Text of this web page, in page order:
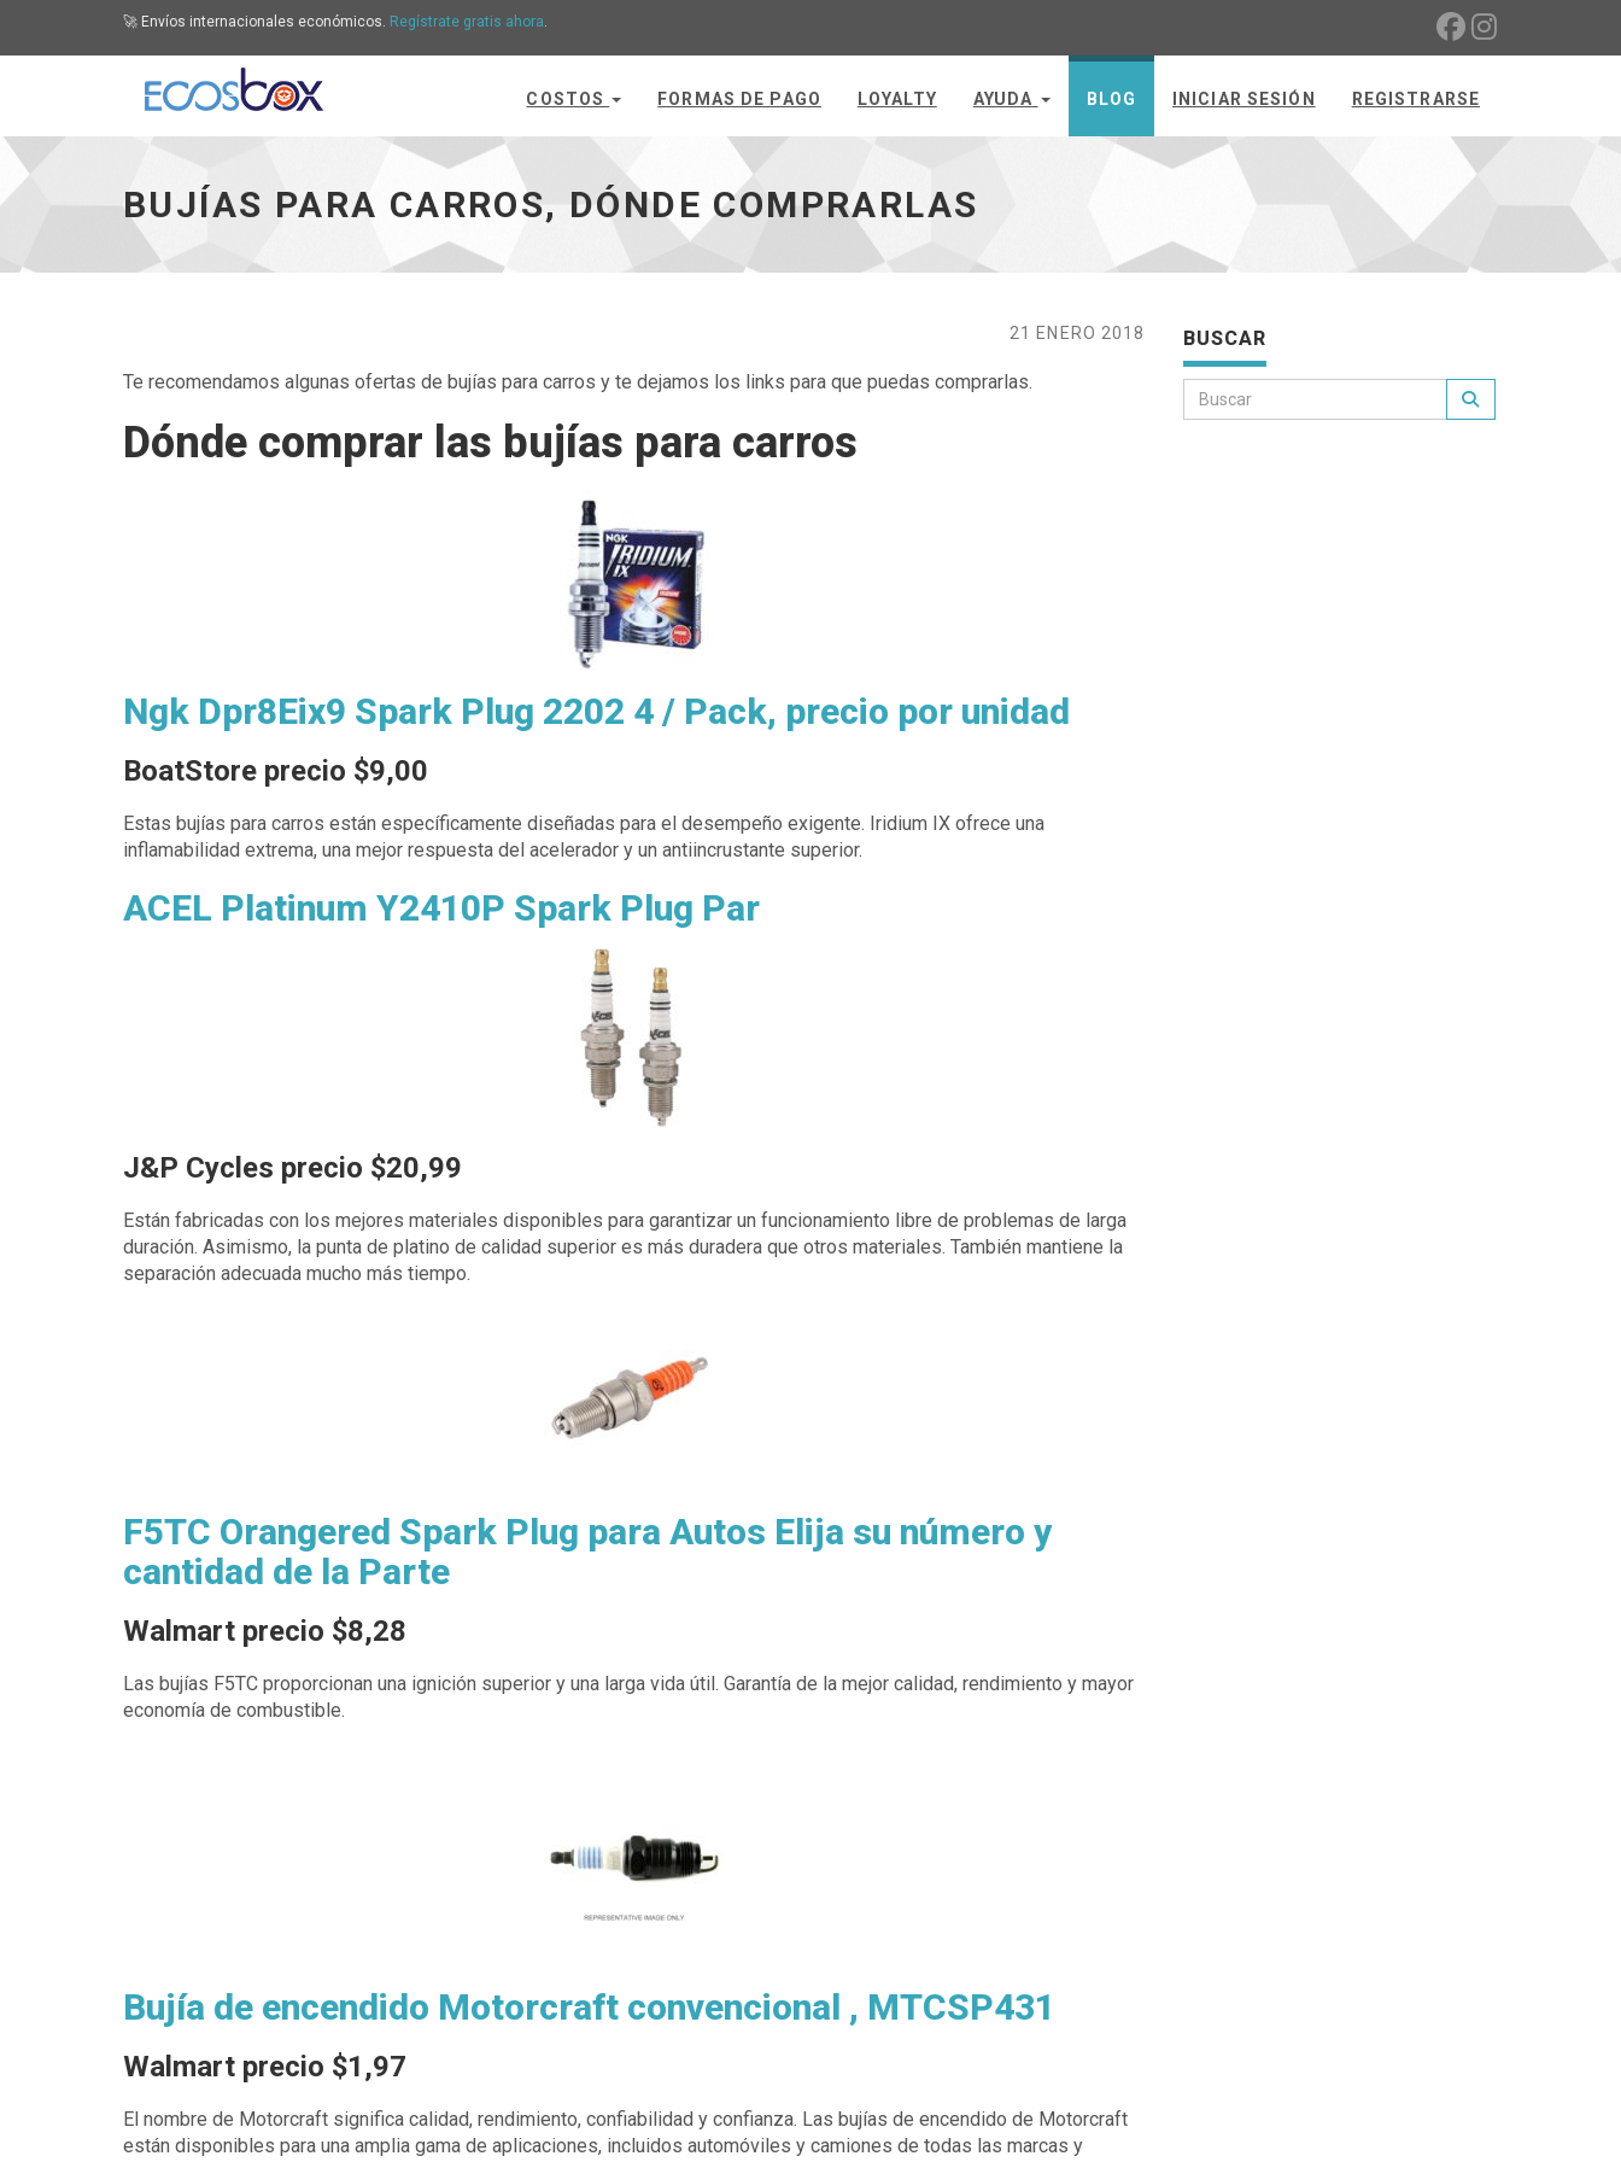
🚀 Envíos internacionales económicos. Regístrate gratis ahora.
COSTOS FORMAS DE PAGO LOYALTY AYUDA BLOG INICIAR SESIÓN REGISTRARSE
BUJÍAS PARA CARROS, DÓNDE COMPRARLAS
21 ENERO 2018
Te recomendamos algunas ofertas de bujías para carros y te dejamos los links para que puedas comprarlas.
Dónde comprar las bujías para carros
Ngk Dpr8Eix9 Spark Plug 2202 4 / Pack, precio por unidad
BoatStore precio $9,00
Estas bujías para carros están específicamente diseñadas para el desempeño exigente. Iridium IX ofrece una
inflamabilidad extrema, una mejor respuesta del acelerador y un antiincrustante superior.
ACEL Platinum Y2410P Spark Plug Par
J&P Cycles precio $20,99
Están fabricadas con los mejores materiales disponibles para garantizar un funcionamiento libre de problemas de larga
duración. Asimismo, la punta de platino de calidad superior es más duradera que otros materiales. También mantiene la
separación adecuada mucho más tiempo.
F5TC Orangered Spark Plug para Autos Elija su número y
cantidad de la Parte
Walmart precio $8,28
Las bujías F5TC proporcionan una ignición superior y una larga vida útil. Garantía de la mejor calidad, rendimiento y mayor
economía de combustible.
Bujía de encendido Motorcraft convencional , MTCSP431
Walmart precio $1,97
El nombre de Motorcraft significa calidad, rendimiento, confiabilidad y confianza. Las bujías de encendido de Motorcraft
están disponibles para una amplia gama de aplicaciones, incluidos automóviles y camiones de todas las marcas y
BUSCAR